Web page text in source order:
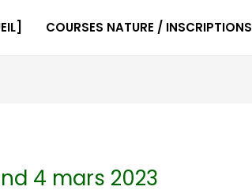
COURSES NATURE / INSCRIPTIONS
4 mars 2023